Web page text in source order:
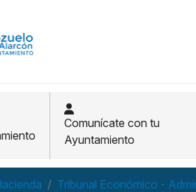
Comunícate con tu
Ayuntamiento
Tribunal Económico -